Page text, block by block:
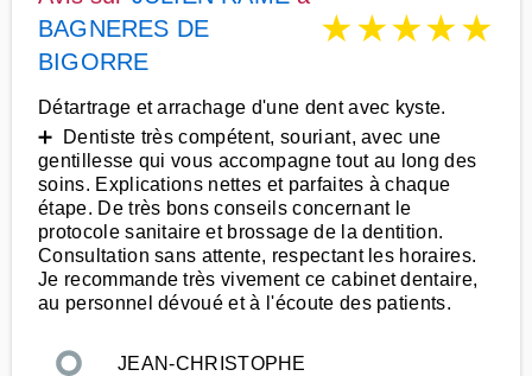
BAGNERES DE
BIGORRE
★★★★★
Détartrage et arrachage d'une dent avec kyste.
➕ Dentiste très compétent, souriant, avec une
gentillesse qui vous accompagne tout au long des
soins. Explications nettes et parfaites à chaque
étape. De très bons conseils concernant le
protocole sanitaire et brossage de la dentition.
Consultation sans attente, respectant les horaires.
Je recommande très vivement ce cabinet dentaire,
au personnel dévoué et à l'écoute des patients.
JEAN-CHRISTOPHE